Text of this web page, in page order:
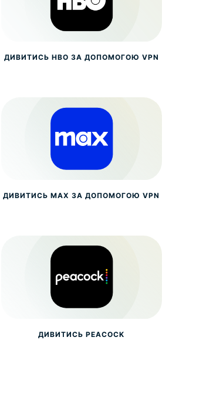
ДИВИТИСЬ HBO ЗА ДОПОМОГОЮ VPN
ДИВИТИСЬ MAX ЗА ДОПОМОГОЮ VPN
ДИВИТИСЬ PEACOCK